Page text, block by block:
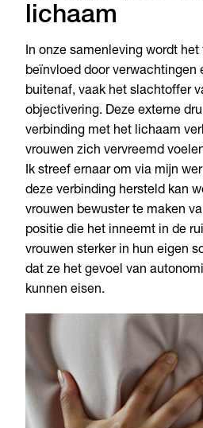
lichaam
In onze samenleving wordt
beïnvloed door verwachtingen
buitenaf, vaak het slachtoffer
objectivering. Deze externe
verbinding met het lichaam
vrouwen zich vervreemd
Ik streef ernaar om via mijn
deze verbinding hersteld kan
vrouwen bewuster te maken
positie die het inneemt in de
vrouwen sterker in hun eigen
dat ze het gevoel van
kunnen eisen.